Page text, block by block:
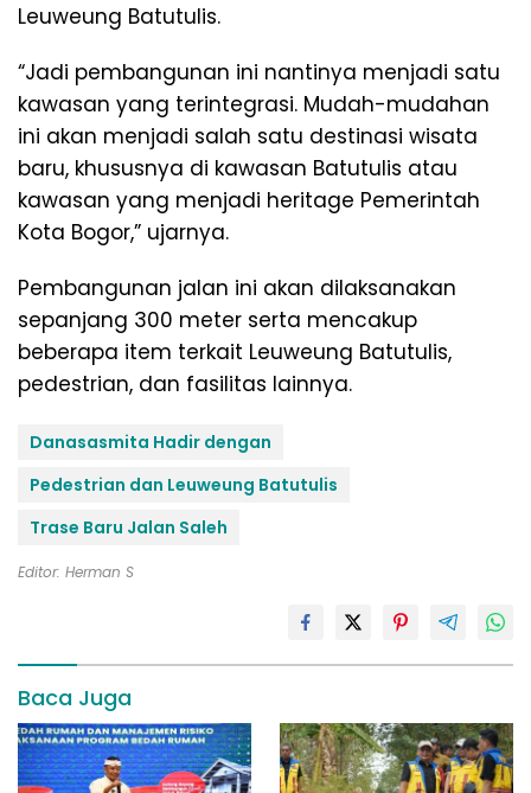
Leuweung Batutulis.
“Jadi pembangunan ini nantinya menjadi satu
kawasan yang terintegrasi. Mudah-mudahan
ini akan menjadi salah satu destinasi wisata
baru, khususnya di kawasan Batutulis atau
kawasan yang menjadi heritage Pemerintah
Kota Bogor,” ujarnya.
Pembangunan jalan ini akan dilaksanakan
sepanjang 300 meter serta mencakup
beberapa item terkait Leuweung Batutulis,
pedestrian, dan fasilitas lainnya.
Danasasmita Hadir dengan
Pedestrian dan Leuweung Batutulis
Trase Baru Jalan Saleh
Editor: Herman S
Baca Juga